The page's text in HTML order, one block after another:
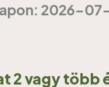
2026-
2 vagy több